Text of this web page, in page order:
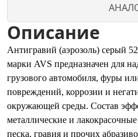
Описание
Антигравий (аэрозоль) серый
марки AVS предназначен для
грузового автомобиля, фуры
повреждений, коррозии и
окружающей среды. Состав
металлические и
песка, гравия и прочих